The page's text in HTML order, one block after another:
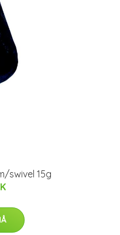
swivel 15g